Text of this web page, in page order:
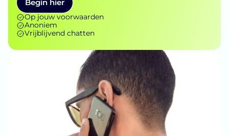
Begin hier
Op jouw voorwaarden
Anoniem
Vrijblijvend chatten